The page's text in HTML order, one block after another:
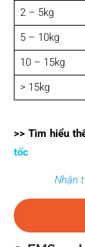
2 – 5kg
5 – 10kg
10 – 15kg
> 15kg
>> Tìm hiểu
tốc
Nhận